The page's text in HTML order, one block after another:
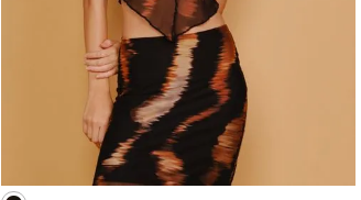
G
M
ADICIONAR À SACOLA